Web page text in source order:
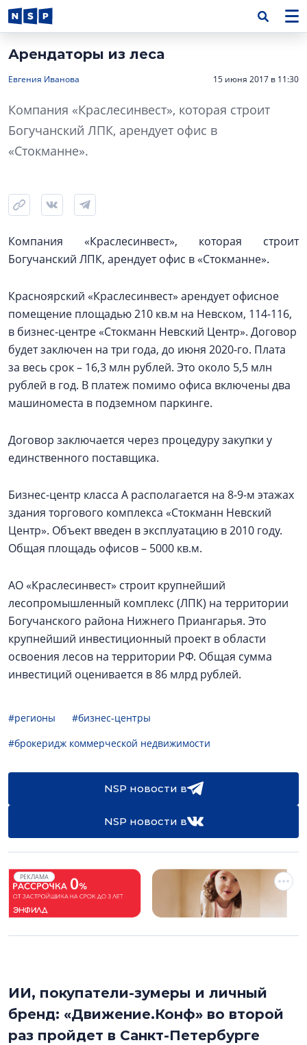
Арендаторы из леса
Евгения Иванова 15 июня 2017 в 11:30
Компания «Краслесинвест», которая строит
Богучанский ЛПК, арендует офис в
«Стокманне».
Компания «Краслесинвест», которая строит
Богучанский ЛПК, арендует офис в «Стокманне».
Красноярский «Краслесинвест» арендует офисное
помещение площадью 210 кв.м на Невском, 114-116,
в бизнес-центре «Стокманн Невский Центр». Договор
будет заключен на три года, до июня 2020-го. Плата
за весь срок – 16,3 млн рублей. Это около 5,5 млн
рублей в год. В платеж помимо офиса включены два
машиноместа в подземном паркинге.
Договор заключается через процедуру закупки у
единственного поставщика.
Бизнес-центр класса А располагается на 8-9-м этажах
здания торгового комплекса «Стокманн Невский
Центр». Объект введен в эксплуатацию в 2010 году.
Общая площадь офисов – 5000 кв.м.
АО «Краслесинвест» строит крупнейший
лесопромышленный комплекс (ЛПК) на территории
Богучанского района Нижнего Приангарья. Это
крупнейший инвестиционный проект в области
освоения лесов на территории РФ. Общая сумма
инвестиций оценивается в 86 млрд рублей.
#регионы
#бизнес-центры
#брокеридж коммерческой недвижимости
NSP новости в
NSP новости в
РЕКЛАМА
ИИ, покупатели-зумеры и личный
бренд: «Движение.Конф» во второй
раз пройдет в Санкт-Петербурге